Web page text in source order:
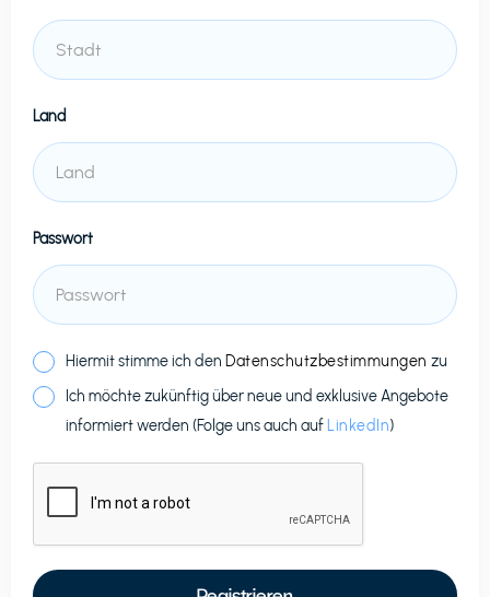
Land
Passwort
Hiermit stimme ich den Datenschutzbestimmungen zu
Ich möchte zukünftig über neue und exklusive Angebote
informiert werden (Folge uns auch auf LinkedIn)